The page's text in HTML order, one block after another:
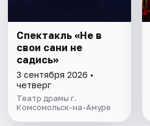
Спектакль «Не в
свои сани не
садись»
3 сентября 2026 •
четверг
Театр драмы г.
Комсомольск-на-Амуре